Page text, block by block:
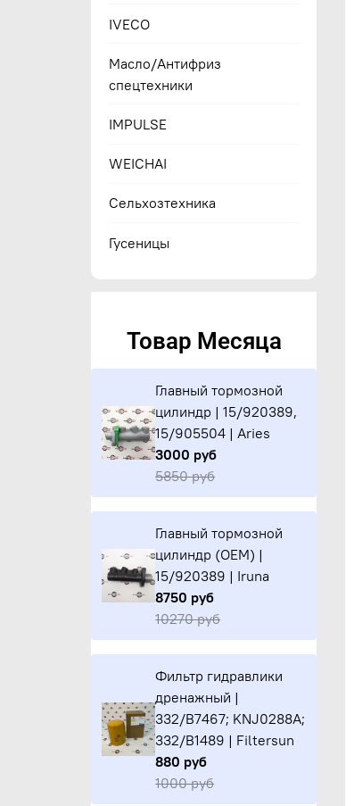
IVECO
Масло/Антифриз
спецтехники
IMPULSE
WEICHAI
Сельхозтехника
Гусеницы
Товар Месяца
Главный тормозной
цилиндр | 15/920389,
15/905504 | Aries
3000 руб
5850 руб
Главный тормозной
цилиндр (OEM) |
15/920389 | Iruna
8750 руб
10270 руб
Фильтр гидравлики
дренажный |
332/B7467; KNJ0288A;
332/B1489 | Filtersun
880 руб
1000 руб